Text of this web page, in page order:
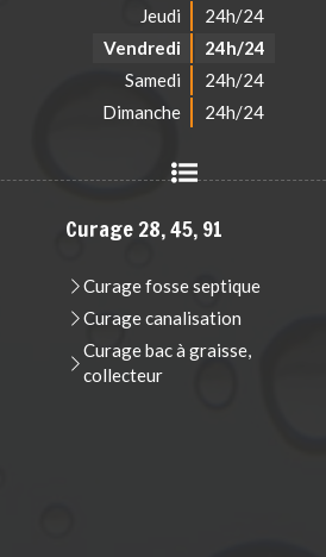
Jeudi
24h/24
Vendredi
24h/24
Samedi
24h/24
Dimanche
24h/24
Curage 28, 45, 91
Curage fosse septique
Curage canalisation
Curage bac à graisse,
collecteur